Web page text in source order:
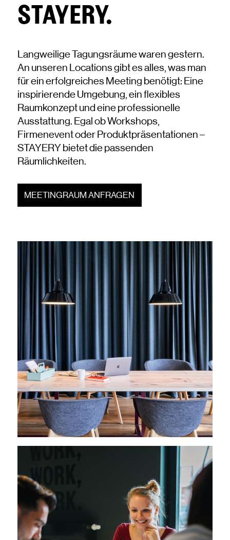
STAYERY.
Langweilige Tagungsräume waren gestern.
An unseren Locations gibt es alles, was man
für ein erfolgreiches Meeting benötigt: Eine
inspirierende Umgebung, ein flexibles
Raumkonzept und eine professionelle
Ausstattung. Egal ob Workshops,
Firmenevent oder Produktpräsentationen –
STAYERY bietet die passenden
Räumlichkeiten.
MEETINGRAUM ANFRAGEN